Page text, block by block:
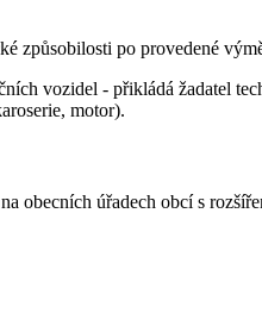
způsobilosti po provedené
vozidel - přikládá žadatel
motor).
obecních úřadech obcí s